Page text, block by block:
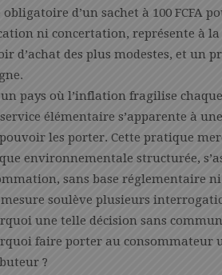
d’un sachet à 100 FCFA
ni concertation, représente à
d’achat des plus modestes, et un
un pays où l’inflation fragilise
service élémentaire s’apparente à
les porter. Cette pratique
environnementale structurée,
sans base réglementaire
mesure soulève plusieurs
une telle décision sans
faire porter au consommateur
?